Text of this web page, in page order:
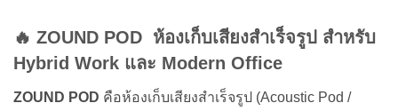
🔥 ZOUND POD ห้องเก็บเสียงสำเร็จรูป สำหรับ
Hybrid Work และ Modern Office
ZOUND POD คือห้องเก็บเสียงสำเร็จรูป (Acoustic Pod /